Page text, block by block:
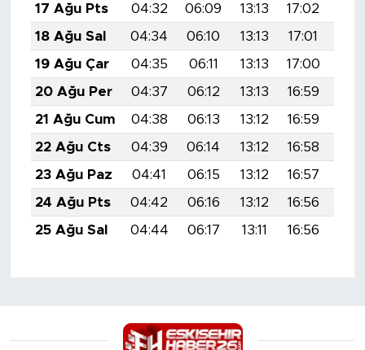
17 Ağu Pts
04:32 06:09 13:13 17:02
18 Ağu Sal
04:34 06:10 13:13 17:01
19 Ağu Çar
04:35 06:11 13:13 17:00
20 Ağu Per
04:37 06:12 13:13 16:59
21 Ağu Cum
04:38 06:13 13:12 16:59
22 Ağu Cts
04:39 06:14 13:12 16:58
23 Ağu Paz
04:41 06:15 13:12 16:57
24 Ağu Pts
04:42 06:16 13:12 16:56
25 Ağu Sal
04:44 06:17 13:11 16:56